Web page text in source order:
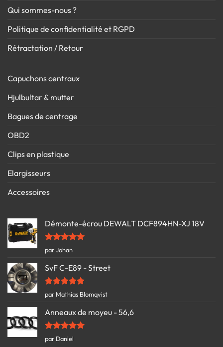
Qui sommes-nous ?
Politique de confidentialité et RGPD
Rétractation / Retour
Capuchons centraux
Hjulbultar & mutter
Bagues de centrage
OBD2
Clips en plastique
Elargisseurs
Accessoires
Démonte-écrou DEWALT DCF894HN-XJ 18V
Note5sur
5
par Johan
SvF C-E89 - Street
Note5sur
5
par Mathias Blomqvist
Anneaux de moyeu - 56,6
Note5sur
5
par Daniel